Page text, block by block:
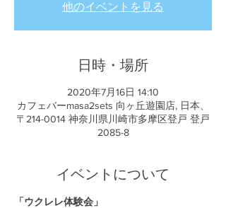
他のイベントを見る
日時・場所
2020年7月16日 14:10
カフェバーmasa2sets 向ヶ丘遊園店, 日本、
〒214-0014 神奈川県川崎市多摩区登戸 登戸
2085-8
イベントについて
「ウクレレ体験会」